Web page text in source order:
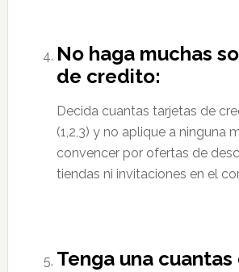
No haga muchas
de credito:
Decida cuantas tarjetas de
(1,2,3) y no aplique a ninguna
convencer por ofertas de
tiendas ni invitaciones en el
Tenga una cuantas